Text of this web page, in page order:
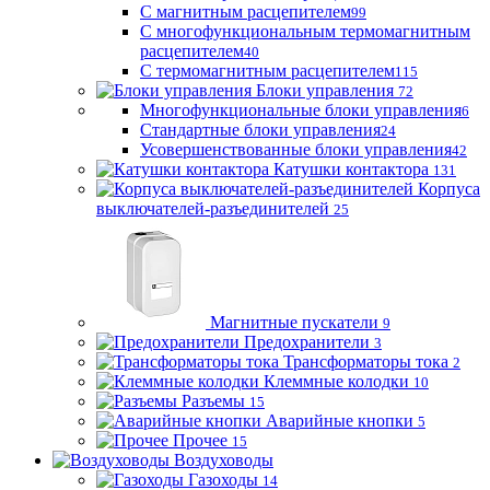
С магнитным расцепителем99
С многофункциональным термомагнитным
расцепителем40
С термомагнитным расцепителем115
Блоки управления 72
Многофункциональные блоки управления6
Стандартные блоки управления24
Усовершенствованные блоки управления42
Катушки контактора 131
Корпуса
выключателей-разъединителей 25
Магнитные пускатели 9
Предохранители 3
Трансформаторы тока 2
Клеммные колодки 10
Разъемы 15
Аварийные кнопки 5
Прочее 15
Воздуховоды
Газоходы 14